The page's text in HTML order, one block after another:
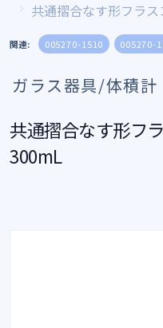
共通摺合なす形フラ
関連: 005270-1510 005270-
ガラス器具/体積計
共通摺合なす形フ
300mL